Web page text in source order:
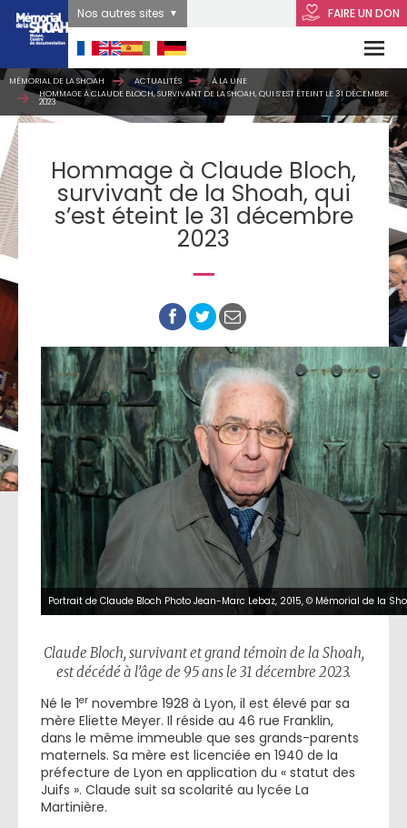
FAIRE UN DON
Nos autres sites
MÉMORIAL DE LA SHOAH ACTUALITÉS
À LA UNE
HOMMAGE À CLAUDE BLOCH, SURVIVANT DE LA SHOAH, QUI S’EST ÉTEINT LE 31 DÉCEMBRE
2023
Hommage à Claude Bloch,
survivant de la Shoah, qui
s’est éteint le 31 décembre
2023
Portrait de Claude Bloch Photo Jean-Marc Lebaz, 2015, © Mémorial de la
Claude Bloch, survivant et grand témoin de la Shoah,
est décédé à l’âge de 95 ans le 31 décembre 2023.
Né le 1er novembre 1928 à Lyon, il est élevé par sa
mère Eliette Meyer. Il réside au 46 rue Franklin,
dans le même immeuble que ses grands-parents
maternels. Sa mère est licenciée en 1940 de la
préfecture de Lyon en application du « statut des
Juifs ». Claude suit sa scolarité au lycée La
Martinière.